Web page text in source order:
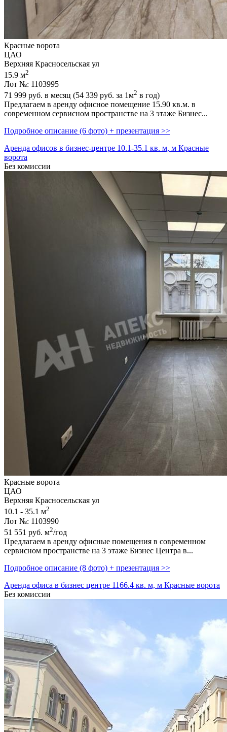
Красные ворота
ЦАО
Верхняя Красносельская ул
15.9 м2
Лот №: 1103995
71 999 руб. в месяц (54 339 руб. за 1м2 в год)
Предлагаем в аренду офисное помещение 15.90 кв.м. в
современном сервисном пространстве на 3 этаже Бизнес...
Подробное описание (6 фото) + презентация >>
Аренда офисов в бизнес-центре 10.1-35.1 кв. м, м Красные
ворота
Без комиссии
Красные ворота
ЦАО
Верхняя Красносельская ул
10.1 - 35.1 м2
Лот №: 1103990
51 551 руб. м2/год
Предлагаем в аренду офисные помещения в современном
сервисном пространстве на 3 этаже Бизнес Центра в...
Подробное описание (8 фото) + презентация >>
Аренда офиса в бизнес центре 1166.4 кв. м, м Красные ворота
Без комиссии